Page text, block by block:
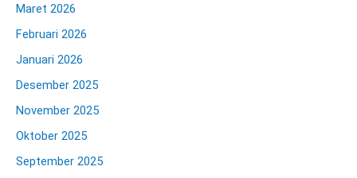
Maret 2026
Februari 2026
Januari 2026
Desember 2025
November 2025
Oktober 2025
September 2025